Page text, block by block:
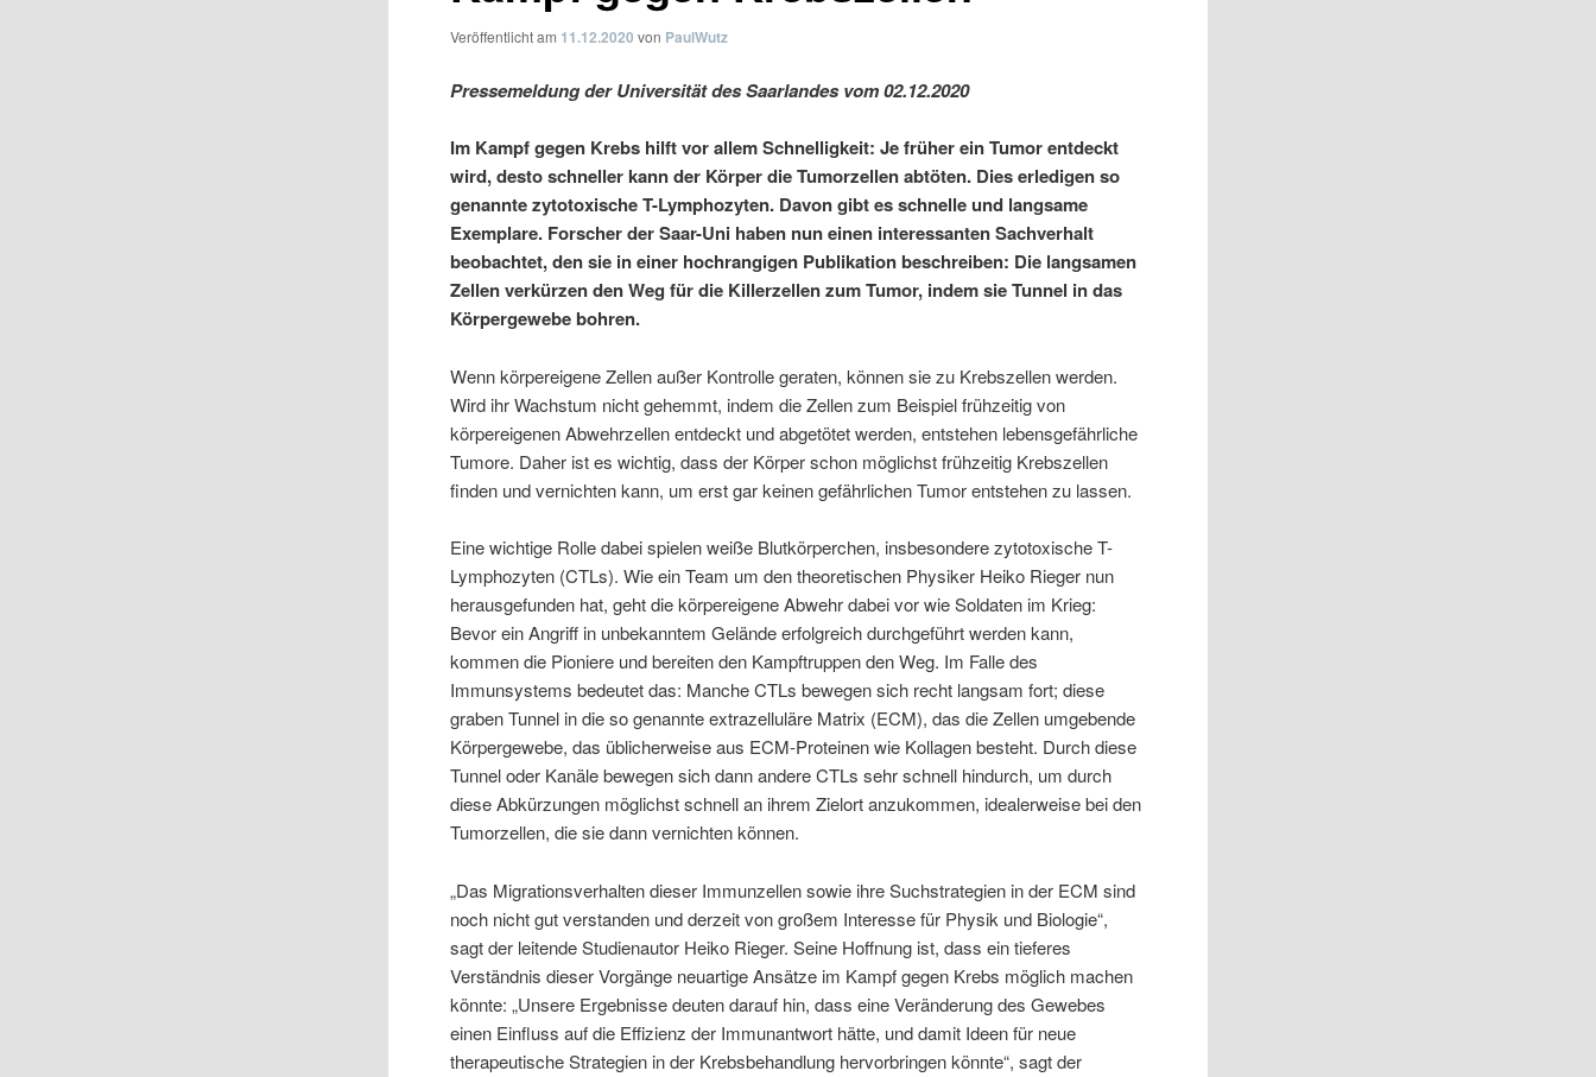
Veröffentlicht am 11.12.2020 von PaulWutz
Pressemeldung der Universität des Saarlandes vom 02.12.2020
Im Kampf gegen Krebs hilft vor allem Schnelligkeit: Je früher ein Tumor entdeckt
wird, desto schneller kann der Körper die Tumorzellen abtöten. Dies erledigen so
genannte zytotoxische T-Lymphozyten. Davon gibt es schnelle und langsame
Exemplare. Forscher der Saar-Uni haben nun einen interessanten Sachverhalt
beobachtet, den sie in einer hochrangigen Publikation beschreiben: Die langsamen
Zellen verkürzen den Weg für die Killerzellen zum Tumor, indem sie Tunnel in das
Körpergewebe bohren.
Wenn körpereigene Zellen außer Kontrolle geraten, können sie zu Krebszellen werden.
Wird ihr Wachstum nicht gehemmt, indem die Zellen zum Beispiel frühzeitig von
körpereigenen Abwehrzellen entdeckt und abgetötet werden, entstehen lebensgefährliche
Tumore. Daher ist es wichtig, dass der Körper schon möglichst frühzeitig Krebszellen
finden und vernichten kann, um erst gar keinen gefährlichen Tumor entstehen zu lassen.
Eine wichtige Rolle dabei spielen weiße Blutkörperchen, insbesondere zytotoxische T-
Lymphozyten (CTLs). Wie ein Team um den theoretischen Physiker Heiko Rieger nun
herausgefunden hat, geht die körpereigene Abwehr dabei vor wie Soldaten im Krieg:
Bevor ein Angriff in unbekanntem Gelände erfolgreich durchgeführt werden kann,
kommen die Pioniere und bereiten den Kampftruppen den Weg. Im Falle des
Immunsystems bedeutet das: Manche CTLs bewegen sich recht langsam fort; diese
graben Tunnel in die so genannte extrazelluläre Matrix (ECM), das die Zellen umgebende
Körpergewebe, das üblicherweise aus ECM-Proteinen wie Kollagen besteht. Durch diese
Tunnel oder Kanäle bewegen sich dann andere CTLs sehr schnell hindurch, um durch
diese Abkürzungen möglichst schnell an ihrem Zielort anzukommen, idealerweise bei den
Tumorzellen, die sie dann vernichten können.
„Das Migrationsverhalten dieser Immunzellen sowie ihre Suchstrategien in der ECM sind
noch nicht gut verstanden und derzeit von großem Interesse für Physik und Biologie“,
sagt der leitende Studienautor Heiko Rieger. Seine Hoffnung ist, dass ein tieferes
Verständnis dieser Vorgänge neuartige Ansätze im Kampf gegen Krebs möglich machen
könnte: „Unsere Ergebnisse deuten darauf hin, dass eine Veränderung des Gewebes
einen Einfluss auf die Effizienz der Immunantwort hätte, und damit Ideen für neue
therapeutische Strategien in der Krebsbehandlung hervorbringen könnte“, sagt der